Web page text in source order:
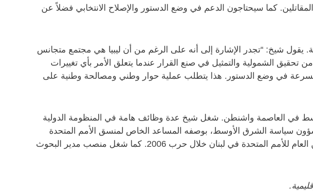
كما سيحتاجون الدعم في وضع الدستور والإصلاح الانتخابي فضلاً عن
يقول شيخ: “تجدر الإشارة إلى أنه على الرغم من أن ليبيا هي مجتمع متجانس
من تحقيق الشمولية والتمثيل في صنع القرار عندما يتعلق الأمر بأي تغييرات
في وضع الدستور. هذا يتطلب عملية حوار وطني ومصالحة وطنية على
في العاصمة واشنطن. شغل شيخ عدة وظائف هامة في المنظومة الدولية
سياسة الشرق الأوسط، بوصفه المساعد الخاص لمنسق الأمم المتحدة
الخاص بعملية السلام في الشرق الأوسط والمستشار السياسي للممثل الشخصي للأمين العام للأمم المتحدة في لبنان خلال حرب 2006. كما شغل منصب مدير البحوث